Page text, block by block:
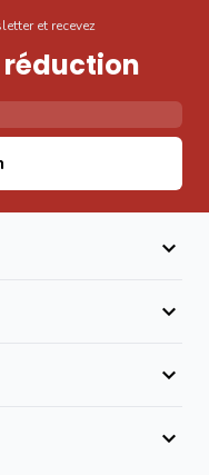
et recevez
réduction